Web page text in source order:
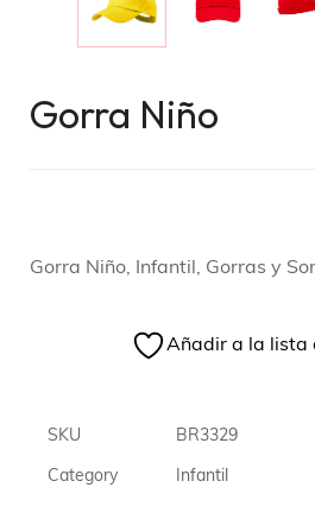
Gorra Niño
Gorra Niño, Infantil, Gorras y
Añadir a la lista
SKU BR3329
Category Infantil